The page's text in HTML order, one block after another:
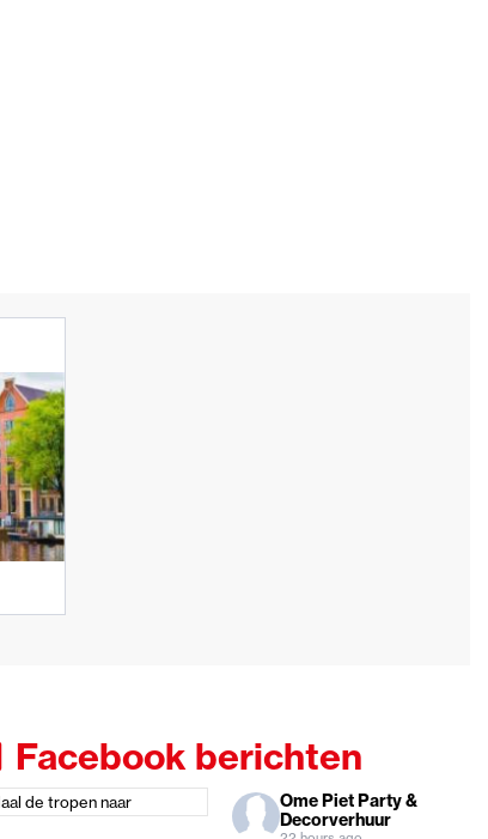
Facebook berichten
Ome Piet Party &
Decorverhuur